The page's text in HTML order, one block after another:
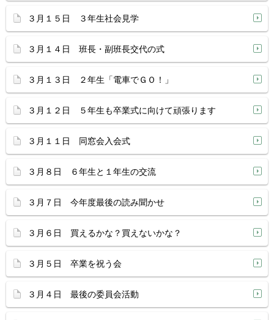
３月１５日 ３年生社会見学
３月１４日 班長・副班長交代の式
３月１３日 ２年生「電車でＧＯ！」
３月１２日 ５年生も卒業式に向けて頑張ります
３月１１日 同窓会入会式
３月８日 ６年生と１年生の交流
３月７日 今年度最後の読み聞かせ
３月６日 買えるかな？買えないかな？
３月５日 卒業を祝う会
３月４日 最後の委員会活動